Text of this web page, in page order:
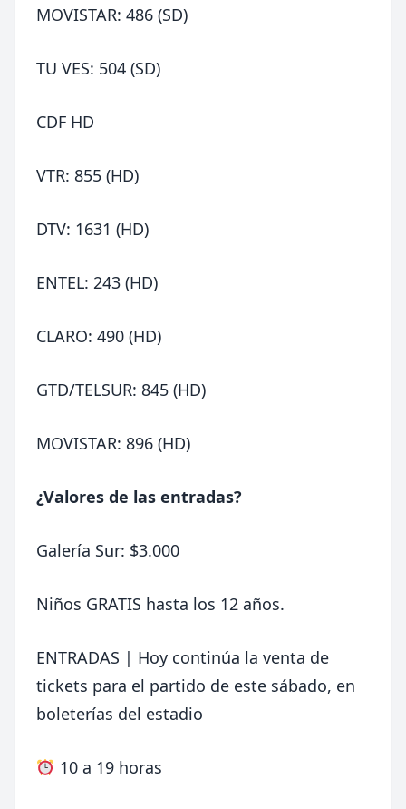
MOVISTAR: 486 (SD)
TU VES: 504 (SD)
CDF HD
VTR: 855 (HD)
DTV: 1631 (HD)
ENTEL: 243 (HD)
CLARO: 490 (HD)
GTD/TELSUR: 845 (HD)
MOVISTAR: 896 (HD)
¿Valores de las entradas?
Galería Sur: $3.000
Niños GRATIS hasta los 12 años.
ENTRADAS | Hoy continúa la venta de
tickets para el partido de este sábado, en
boleterías del estadio
10 a 19 horas